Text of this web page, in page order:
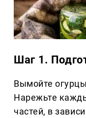
Шаг 1.
Вымойте
Нарежьте
частей, в